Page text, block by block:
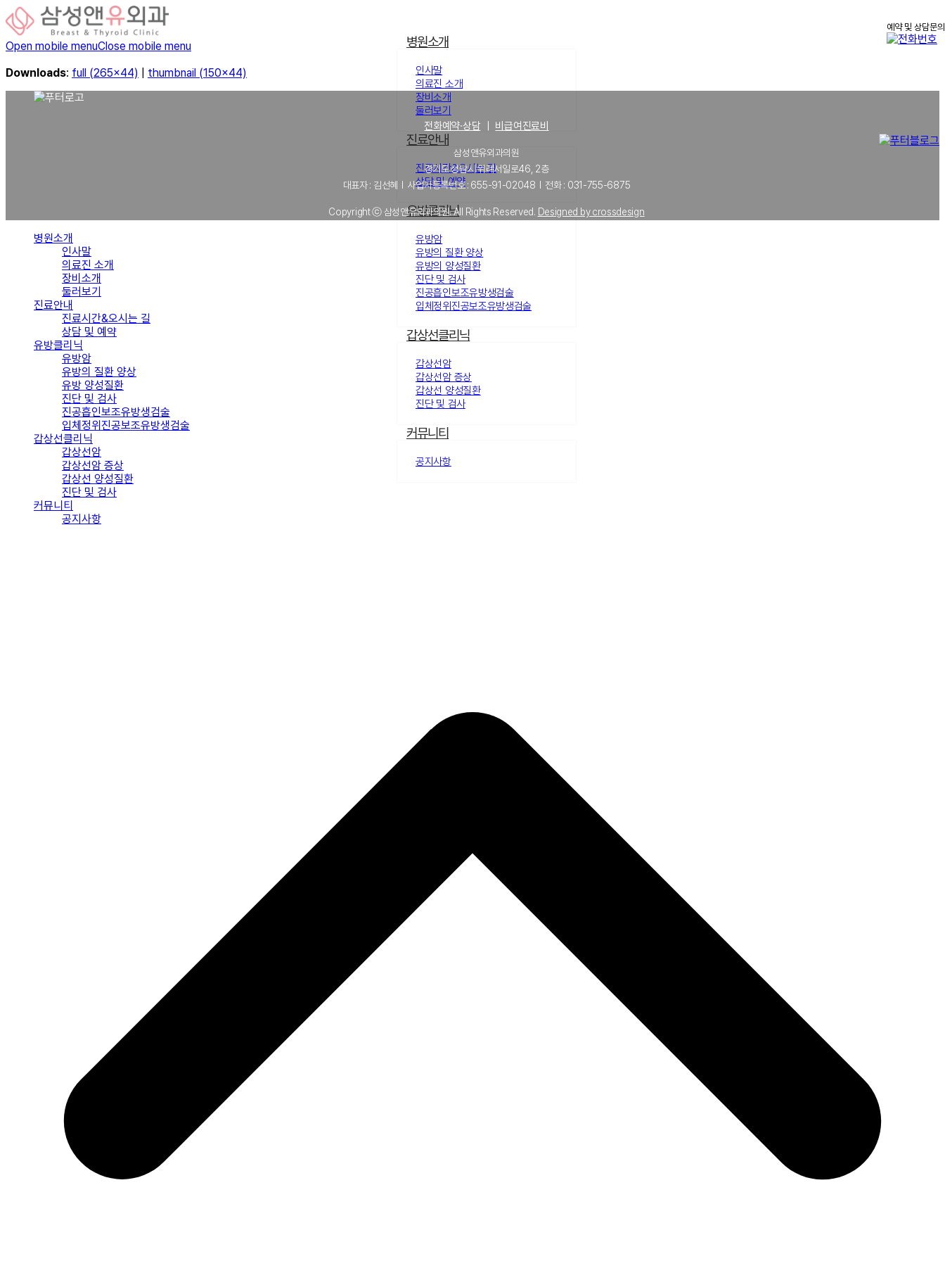
병원소개
인사말
의료진 소개
장비소개
둘러보기
진료안내
진료시간&오시는 길
상담 및 예약
유방클리닉
유방암
유방의 질환 양상
유방의 양성질환
진단 및 검사
진공흡인보조유방생검술
입체정위진공보조유방생검술
갑상선클리닉
갑상선암
갑상선암 증상
갑상선 양성질환
진단 및 검사
커뮤니티
공지사항
Open mobile menuClose mobile menu
예약 및 상담문의
Downloads: full (265x44) thumbnail (150x44)
전화예약·상담 비급여진료비
삼성앤유외과의원
경기도 성남시 위례서일로46, 2층
대표자 : 김선혜 l 사업자등록번호 : 655-91-02048 l 전화 : 031-755-6875
Copyright ⓒ 삼성앤유외과의원. All Rights Reserved. Designed by crossdesign
병원소개
인사말
의료진 소개
장비소개
둘러보기
진료안내
진료시간&오시는 길
상담 및 예약
유방클리닉
유방암
유방의 질환 양상
유방 양성질환
진단 및 검사
진공흡인보조유방생검술
입체정위진공보조유방생검술
갑상선클리닉
갑상선암
갑상선암 증상
갑상선 양성질환
진단 및 검사
커뮤니티
공지사항